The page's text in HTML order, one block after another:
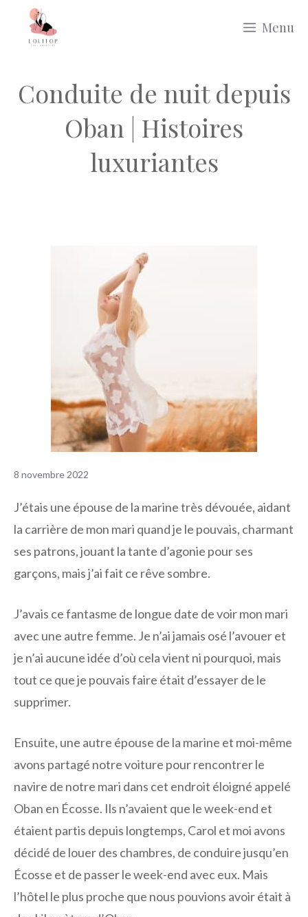
Menu
Conduite de nuit depuis
Oban | Histoires
luxuriantes
8 novembre 2022
J’étais une épouse de la marine très dévouée, aidant
la carrière de mon mari quand je le pouvais, charmant
ses patrons, jouant la tante d’agonie pour ses
garçons, mais j’ai fait ce rêve sombre.
J’avais ce fantasme de longue date de voir mon mari
avec une autre femme. Je n’ai jamais osé l’avouer et
je n’ai aucune idée d’où cela vient ni pourquoi, mais
tout ce que je pouvais faire était d’essayer de le
supprimer.
Ensuite, une autre épouse de la marine et moi-même
avons partagé notre voiture pour rencontrer le
navire de notre mari dans cet endroit éloigné appelé
Oban en Écosse. Ils n’avaient que le week-end et
étaient partis depuis longtemps, Carol et moi avons
décidé de louer des chambres, de conduire jusqu’en
Écosse et de passer le week-end avec eux. Mais
l’hôtel le plus proche que nous pouvions avoir était à